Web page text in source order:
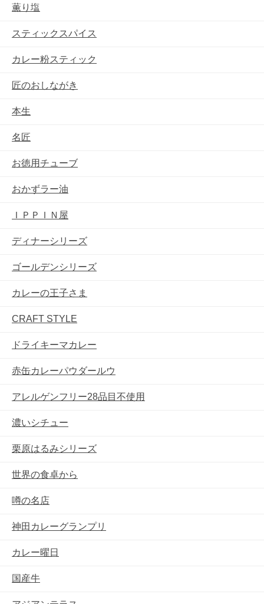
薫り塩
スティックスパイス
カレー粉スティック
匠のおしながき
本生
名匠
お徳用チューブ
おかずラー油
ＩＰＰＩＮ屋
ディナーシリーズ
ゴールデンシリーズ
カレーの王子さま
CRAFT STYLE
ドライキーマカレー
赤缶カレーパウダールウ
アレルゲンフリー28品目不使用
濃いシチュー
栗原はるみシリーズ
世界の食卓から
噂の名店
神田カレーグランプリ
カレー曜日
国産牛